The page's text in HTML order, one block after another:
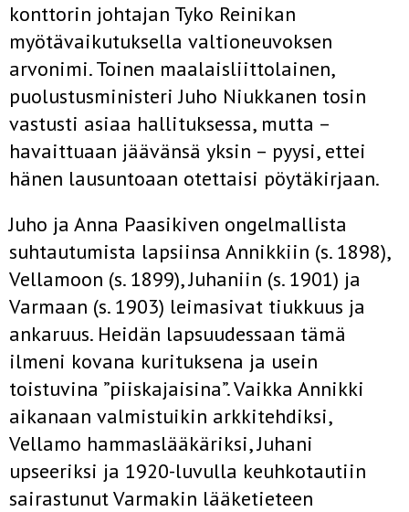
konttorin johtajan Tyko Reinikan
myötävaikutuksella valtioneuvoksen
arvonimi. Toinen maalaisliittolainen,
puolustusministeri Juho Niukkanen tosin
vastusti asiaa hallituksessa, mutta –
havaittuaan jäävänsä yksin – pyysi, ettei
hänen lausuntoaan otettaisi pöytäkirjaan.
Juho ja Anna Paasikiven ongelmallista
suhtautumista lapsiinsa Annikkiin (s. 1898),
Vellamoon (s. 1899), Juhaniin (s. 1901) ja
Varmaan (s. 1903) leimasivat tiukkuus ja
ankaruus. Heidän lapsuudessaan tämä
ilmeni kovana kurituksena ja usein
toistuvina ”piiskajaisina”. Vaikka Annikki
aikanaan valmistuikin arkkitehdiksi,
Vellamo hammaslääkäriksi, Juhani
upseeriksi ja 1920-luvulla keuhkotautiin
sairastunut Varmakin lääketieteen